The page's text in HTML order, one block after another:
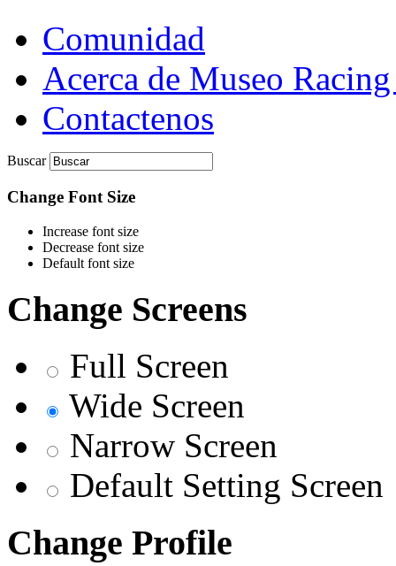
Comunidad
Acerca de Museo
Contactenos
Buscar
Change Font Size
Increase font size
Decrease font size
Default font size
Change Screens
Full Screen
Wide Screen
Narrow Screen
Default Setting Screen
Change Profile